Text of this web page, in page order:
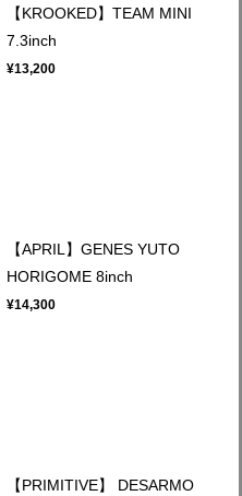
【KROOKED】TEAM MINI
7.3inch
¥13,200
【APRIL】GENES YUTO
HORIGOME 8inch
¥14,300
【PRIMITIVE】 DESARMO